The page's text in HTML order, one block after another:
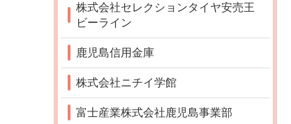
株式会社セレクションタイヤ安売王
ビーライン
鹿児島信用金庫
株式会社ニチイ学館
富士産業株式会社鹿児島事業部